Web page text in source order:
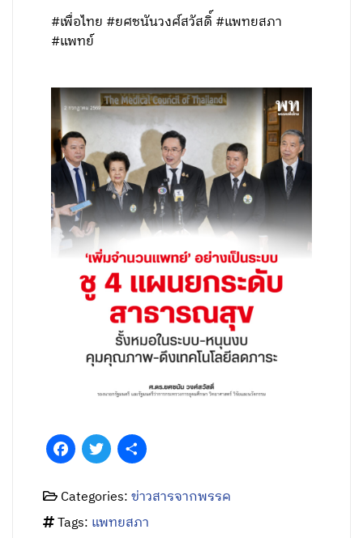
#เพื่อไทย #ยศชนันวงศ์สวัสดิ์ #แพทยสภา
#แพทย์
FacebookTwitter
Categories:ข่าวสารจากพรรค
Tags: แพทยสภา